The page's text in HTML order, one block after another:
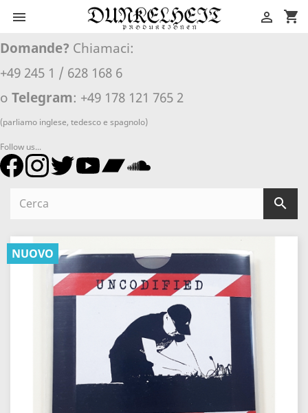
 shopping_cart

Domande? Chiamaci:
+49 245 1 / 628 168 6
o Telegram: +49 178 121 765 2
(parliamo inglese, tedesco e spagnolo)
Follow us...

NUOVO